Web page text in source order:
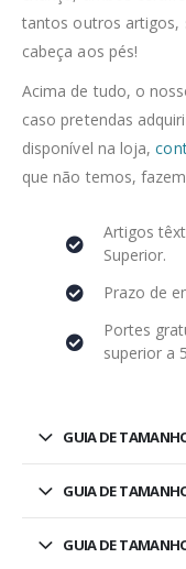
tantos outros artigos,
cabeça aos pés!
Acima de tudo, o
caso pretendas
disponível na loja,
que não temos,
Artigos
Superior.
Prazo de
Portes
superior a
GUIA DE
GUIA DE
GUIA DE